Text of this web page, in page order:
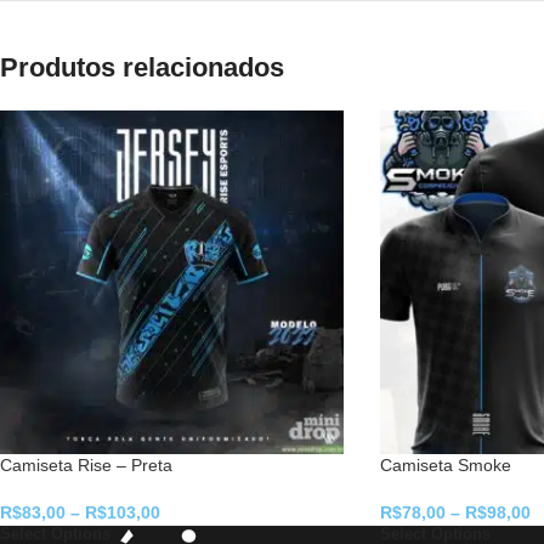
Produtos relacionados
Camiseta Rise – Preta
R$83,00 – R$103,00
Camiseta Smoke
R$78,00 – R$98,00